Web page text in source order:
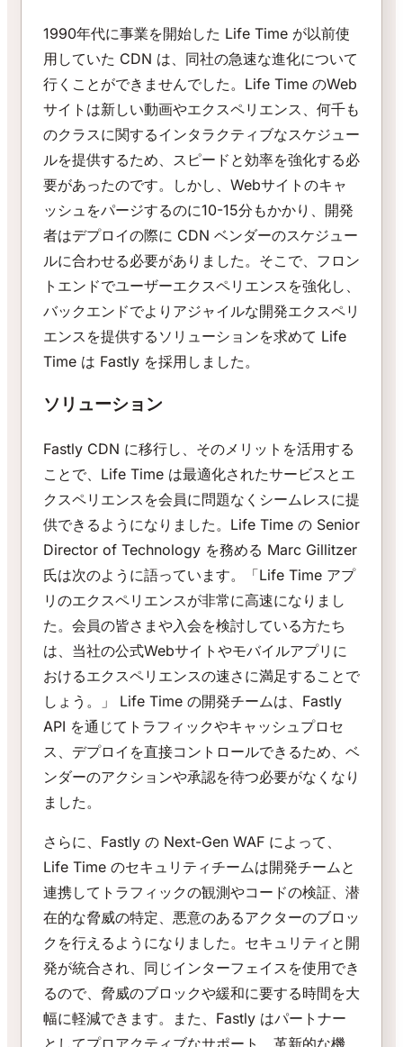
1990年代に事業を開始した Life Time が以前使
用していた CDN は、同社の急速な進化について
行くことができませんでした。Life Time のWeb
サイトは新しい動画やエクスペリエンス、何千も
のクラスに関するインタラクティブなスケジュー
ルを提供するため、スピードと効率を強化する必
要があったのです。しかし、Webサイトのキャ
ッシュをパージするのに10-15分もかかり、開発
者はデプロイの際に CDN ベンダーのスケジュー
ルに合わせる必要がありました。そこで、フロン
トエンドでユーザーエクスペリエンスを強化し、
バックエンドでよりアジャイルな開発エクスペリ
エンスを提供するソリューションを求めて Life
Time は Fastly を採用しました。
ソリューション
Fastly CDN に移行し、そのメリットを活用する
ことで、Life Time は最適化されたサービスとエ
クスペリエンスを会員に問題なくシームレスに提
供できるようになりました。Life Time の Senior
Director of Technology を務める Marc Gillitzer
氏は次のように語っています。「Life Time アプ
リのエクスペリエンスが非常に高速になりまし
た。会員の皆さまや入会を検討している方たち
は、当社の公式Webサイトやモバイルアプリに
おけるエクスペリエンスの速さに満足することで
しょう。」 Life Time の開発チームは、Fastly
API を通じてトラフィックやキャッシュプロセ
ス、デプロイを直接コントロールできるため、ベ
ンダーのアクションや承認を待つ必要がなくなり
ました。
さらに、Fastly の Next-Gen WAF によって、
Life Time のセキュリティチームは開発チームと
連携してトラフィックの観測やコードの検証、潜
在的な脅威の特定、悪意のあるアクターのブロッ
クを行えるようになりました。セキュリティと開
発が統合され、同じインターフェイスを使用でき
るので、脅威のブロックや緩和に要する時間を大
幅に軽減できます。また、Fastly はパートナー
としてプロアクティブなサポート、革新的な機